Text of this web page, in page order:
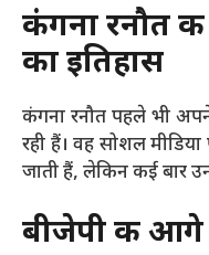
कंगना रनौत की
का इतिहास
कंगना रनौत पहले भी
रही हैं। वह सोशल
जाती हैं, लेकिन कई बार
बीजेपी की आगे